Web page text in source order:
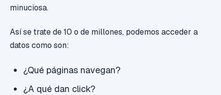
minuciosa.
Así se trate de 10 o de millones, podemos acceder a
datos como son:
¿Qué páginas navegan?
¿A qué dan click?